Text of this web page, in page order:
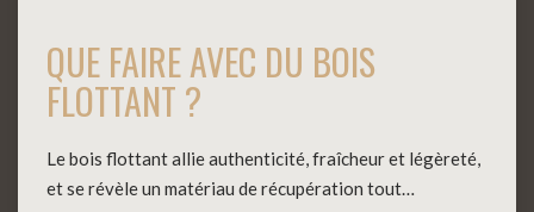
QUE FAIRE AVEC DU BOIS
FLOTTANT ?
Le bois flottant allie authenticité, fraîcheur et légèreté,
et se révèle un matériau de récupération tout…